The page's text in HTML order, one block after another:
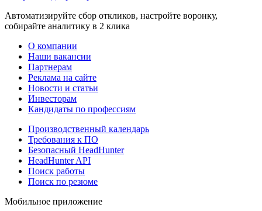
Автоматизируйте сбор откликов, настройте воронку,
собирайте аналитику в 2 клика
О компании
Наши вакансии
Партнерам
Реклама на сайте
Новости и статьи
Инвесторам
Кандидаты по профессиям
Производственный календарь
Требования к ПО
Безопасный HeadHunter
HeadHunter API
Поиск работы
Поиск по резюме
Мобильное приложение